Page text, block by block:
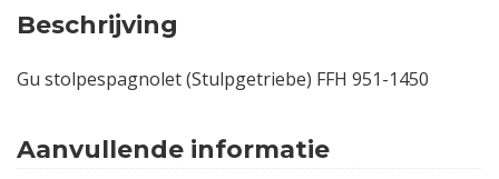
Beschrijving
Gu stolpespagnolet (Stulpgetriebe) FFH 951-1450
Aanvullende informatie